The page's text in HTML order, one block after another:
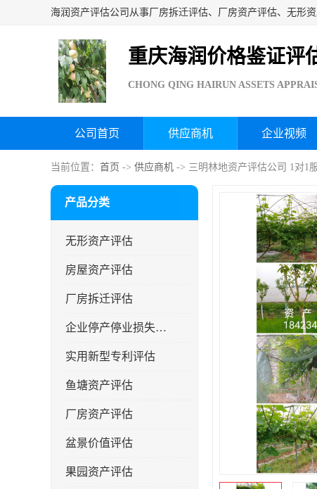
重庆海润价格鉴证评
CHONG QING HAIRUN ASSETS
公司首页 供应商机 企业视频
当前位置： 首页 -> 供应商机 -> 三明林地资产评估公司 1对1
产品分类
无形资产评估
房屋资产评估
厂房拆迁评估
企业停产停业损失评估
实用新型专利评估
鱼塘资产评估
厂房资产评估
盆景价值评估
果园资产评估